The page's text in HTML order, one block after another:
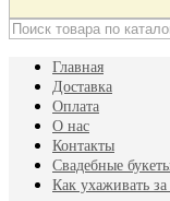
Главная
Доставка
Оплата
О нас
Контакты
Свадебные
Как ухаживать